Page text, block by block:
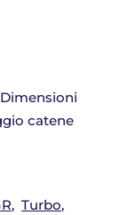
Dimensioni
catene
Turbo